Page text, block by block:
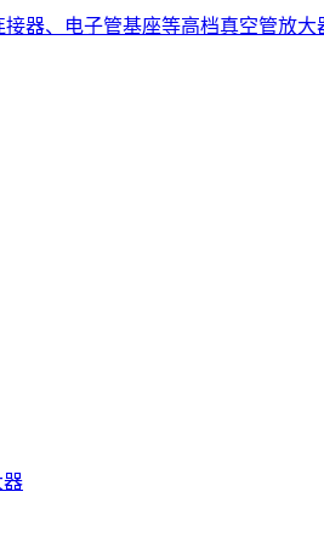
器、电子管基座等高档真空管放大
器